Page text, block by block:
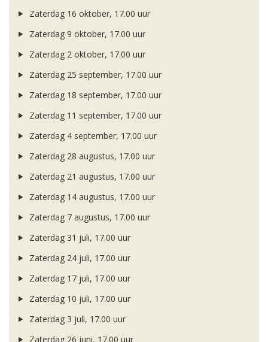
Zaterdag 16 oktober, 17.00 uur
Zaterdag 9 oktober, 17.00 uur
Zaterdag 2 oktober, 17.00 uur
Zaterdag 25 september, 17.00 uur
Zaterdag 18 september, 17.00 uur
Zaterdag 11 september, 17.00 uur
Zaterdag 4 september, 17.00 uur
Zaterdag 28 augustus, 17.00 uur
Zaterdag 21 augustus, 17.00 uur
Zaterdag 14 augustus, 17.00 uur
Zaterdag 7 augustus, 17.00 uur
Zaterdag 31 juli, 17.00 uur
Zaterdag 24 juli, 17.00 uur
Zaterdag 17 juli, 17.00 uur
Zaterdag 10 juli, 17.00 uur
Zaterdag 3 juli, 17.00 uur
Zaterdag 26 juni, 17.00 uur